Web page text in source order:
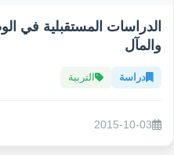
الدراسات المستقبلية في
والمآل
دراسة التربية
2015-10-03